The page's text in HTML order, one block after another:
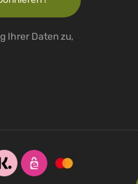
Ihrer Daten zu,